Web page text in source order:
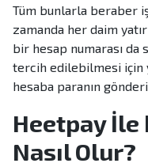
Tüm bunlarla beraber
zamanda her daim
bir hesap numarası da
tercih edilebilmesi için
hesaba paranın
Heetpay İle
Nasıl Olur?